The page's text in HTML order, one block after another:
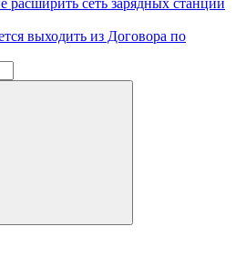
сеть зарядных станций
выходить из Договора по